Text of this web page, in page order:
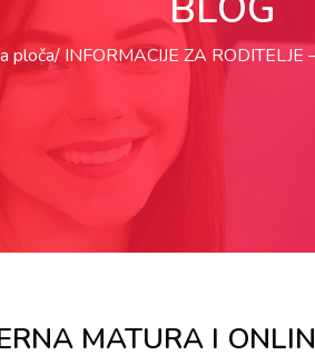
ploča INFORMACIJE ZA
MATURA I